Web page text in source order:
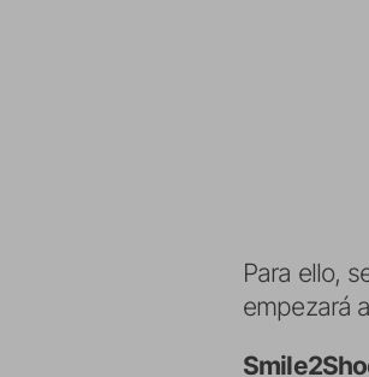
Para ello,
empezará